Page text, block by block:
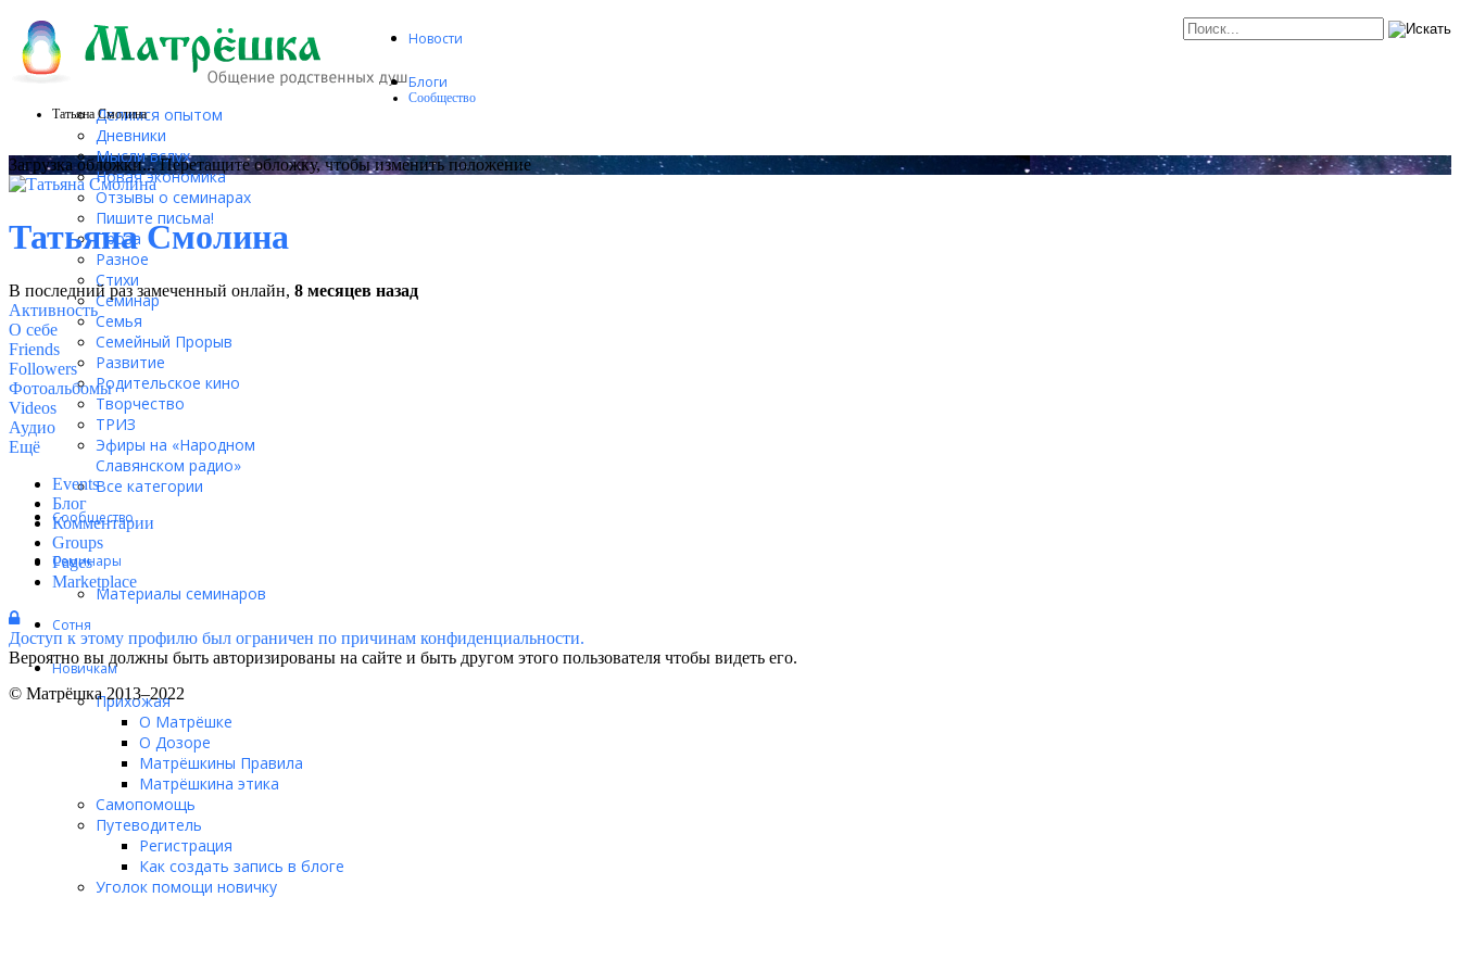
Новости
Блоги
Делимся опытом
Дневники
Мысли вслух
Новая экономика
Отзывы о семинарах
Пишите письма!
Проза
Разное
Стихи
Семинар
Семья
Семейный Прорыв
Развитие
Родительское кино
Творчество
ТРИЗ
Эфиры на «Народном
Славянском радио»
Все категории
Сообщество
Семинары
Материалы семинаров
Сотня
Новичкам
Прихожая
О Матрёшке
О Дозоре
Матрёшкины Правила
Матрёшкина этика
Самопомощь
Путеводитель
Регистрация
Как создать запись в блоге
Уголок помощи новичку
Сообщество
Татьяна Смолина
Загрузка обложки... Перетащите обложку, чтобы изменить положение
Татьяна Смолина
В последний раз замеченный онлайн, 8 месяцев назад
Активность
О себе
Friends
Followers
Фотоальбомы
Videos
Аудио
Ещё
Events
Блог
Комментарии
Groups
Pages
Marketplace
Доступ к этому профилю был ограничен по причинам конфиденциальности.
Вероятно вы должны быть авторизированы на сайте и быть другом этого пользователя чтобы видеть его.
© Матрёшка 2013–2022